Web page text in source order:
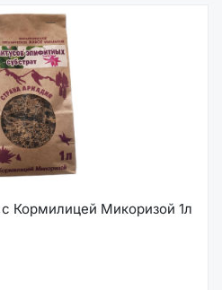
с Кормилицей Микоризой 1л